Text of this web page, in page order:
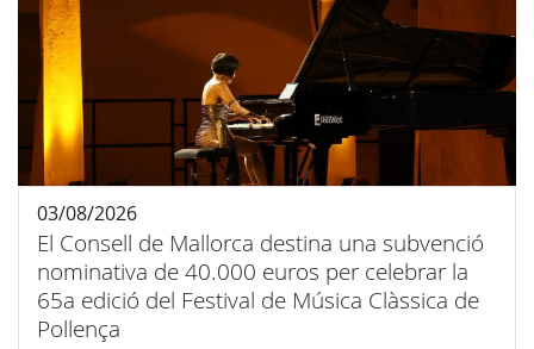
El Consell de Mallorca destina una subvenció
nominativa de 40.000 euros per celebrar la
65a edició del Festival de Música Clàssica de
Pollença
03/08/2026